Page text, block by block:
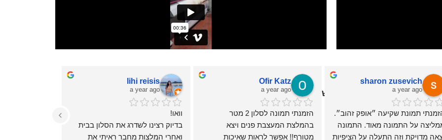
קיר מיוחדים | תמונה לחדר שינה - אוניקס גלריה
sharon zusevich
a year ago
יצאה מדויקת וזה התעלה על הציפיות
Ofir Katz
a year ago
הזמנתי תמונה לסלון 2 מטר
בהמלצת המעצבת פנים ויצא
מטורף!! אפשר לראות שאיכות
lihi reisis
a year ago
וואו!